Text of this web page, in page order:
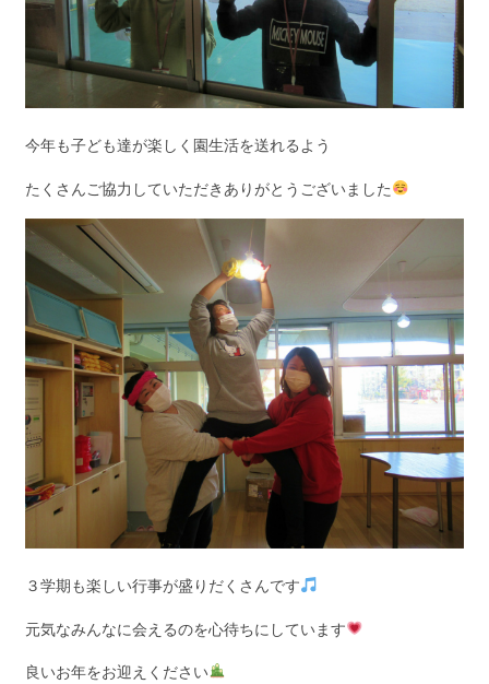
今年も子ども達が楽しく園生活を送れるよう
たくさんご協力していただきありがとうございました
３学期も楽しい行事が盛りだくさんです
元気なみんなに会えるのを心待ちにしています
良いお年をお迎えください